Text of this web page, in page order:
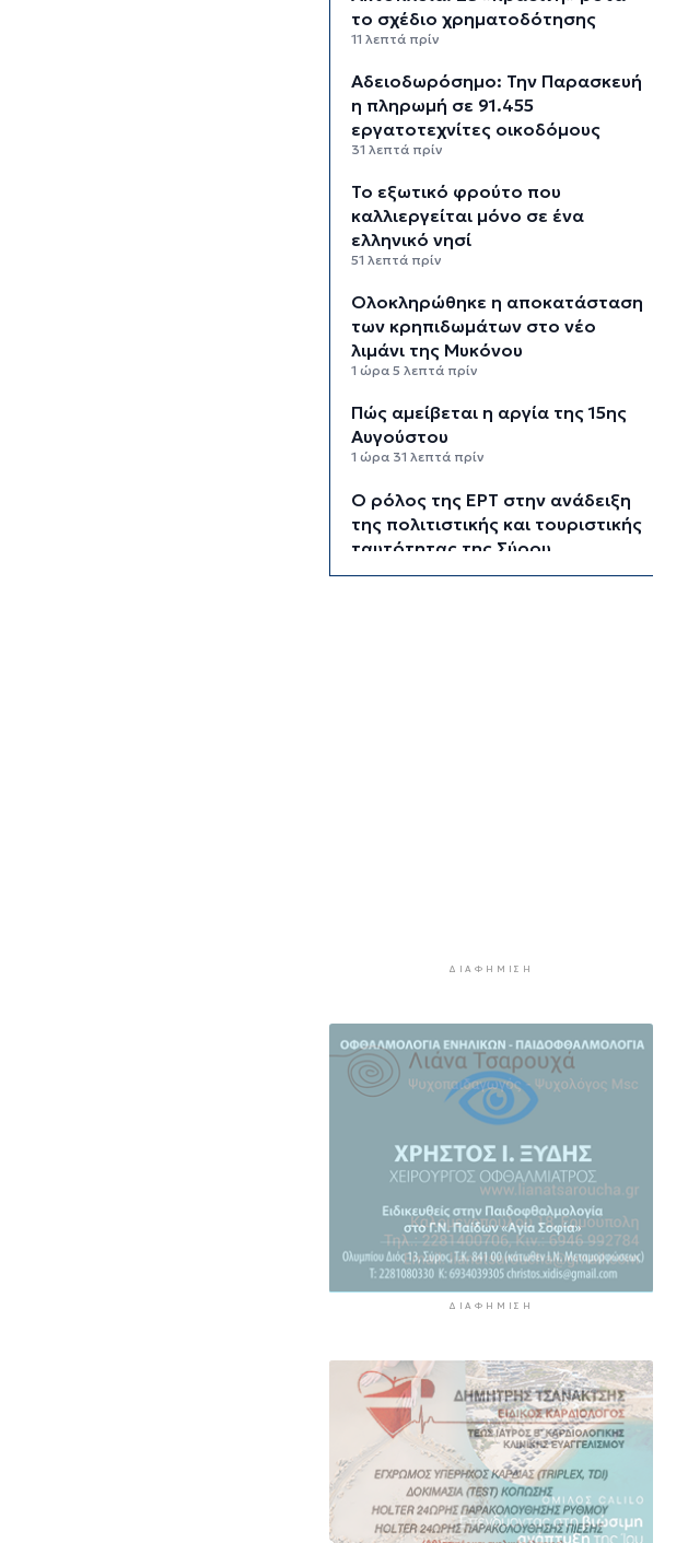
το σχέδιο χρηματοδότησης
11 λεπτά πρίν
Αδειοδωρόσημο: Την Παρασκευή
η πληρωμή σε 91.455
εργατοτεχνίτες οικοδόμους
31 λεπτά πρίν
Το εξωτικό φρούτο που
καλλιεργείται μόνο σε ένα
ελληνικό νησί
51 λεπτά πρίν
Ολοκληρώθηκε η αποκατάσταση
των κρηπιδωμάτων στο νέο
λιμάνι της Μυκόνου
1 ώρα 5 λεπτά πρίν
Πώς αμείβεται η αργία της 15ης
Αυγούστου
1 ώρα 31 λεπτά πρίν
Ο ρόλος της ΕΡΤ στην ανάδειξη
της πολιτιστικής και τουριστικής
ταυτότητας της Σύρου
3 ώρες 7 λεπτά πρίν
συνεδρίαση του Δημοτικού
Συμβουλίου για το Ειδικό
Χωροταξικό Πλαίσιο για τις ΑΠΕ
3 ώρες 30 λεπτά πρίν
3 ώρες 51 λεπτά πρίν
ΔΙΑΦΉΜΙΣΗ
ΔΙΑΦΉΜΙΣΗ